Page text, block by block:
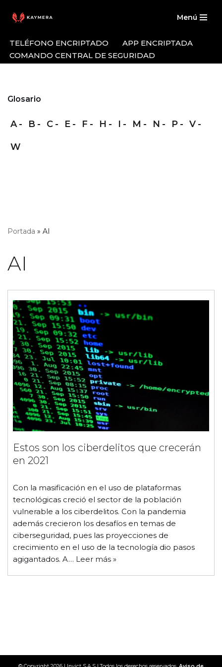
al
Menú
TELÉFONO ENCRIPTADO
APP ENCRIPTADA
COMANDO CENTRAL DE SEGURIDAD
Glosario
A B C E F H I M N P V
W
Portada » AI
AI
Estos son los ciberdelitos que crecerán
en 2021
Con la masificación en el uso de plataformas
tecnológicas creció el sector de la población
vulnerable a los ciberdelitos. Con la pandemia
además crecieron los desafíos en temas de
ciberseguridad, pues las proyecciones de
crecimiento en el uso de la tecnología dio pasos
agigantados. A… Leer más »